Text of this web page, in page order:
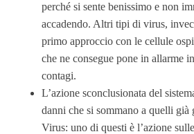
perché si sente benissimo e non
accadendo. Altri tipi di virus,
primo approccio con le cellule
che ne consegue pone in allarme
contagi.
L’azione sconclusionata del
danni che si sommano a quelli
Virus: uno di questi è l’azione